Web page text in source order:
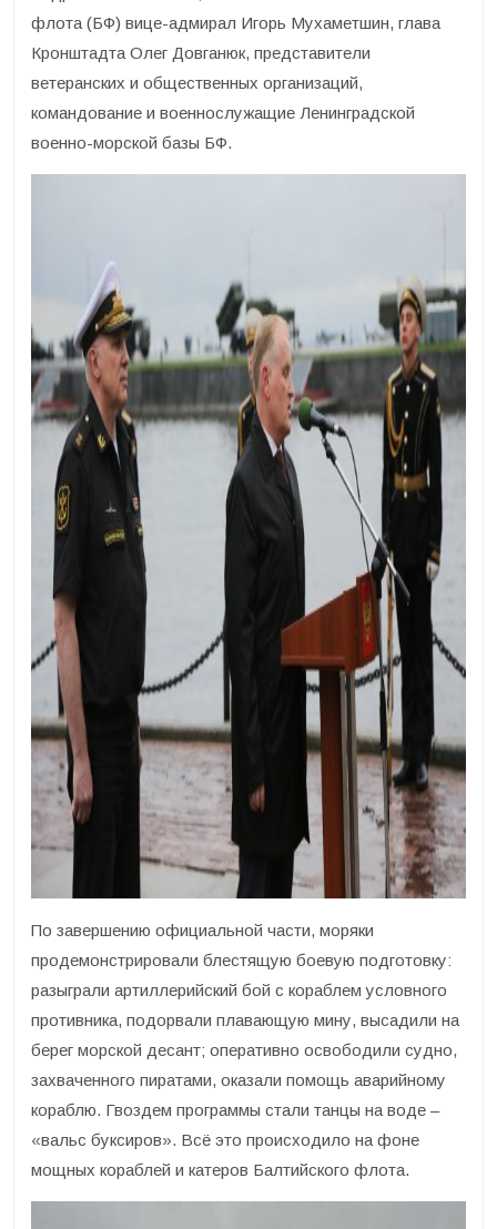
флота (БФ) вице-адмирал Игорь Мухаметшин, глава
Кронштадта Олег Довганюк, представители
ветеранских и общественных организаций,
командование и военнослужащие Ленинградской
военно-морской базы БФ.
По завершению официальной части, моряки
продемонстрировали блестящую боевую подготовку:
разыграли артиллерийский бой с кораблем условного
противника, подорвали плавающую мину, высадили на
берег морской десант; оперативно освободили судно,
захваченного пиратами, оказали помощь аварийному
кораблю. Гвоздем программы стали танцы на воде –
«вальс буксиров». Всё это происходило на фоне
мощных кораблей и катеров Балтийского флота.